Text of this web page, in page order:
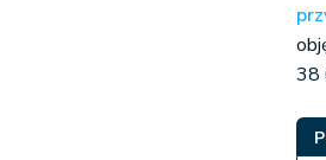
38